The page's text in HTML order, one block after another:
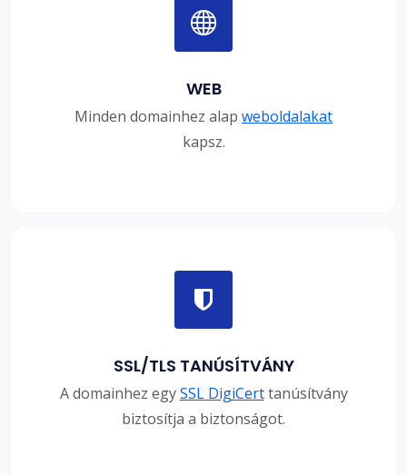
WEB
Minden domainhez alap weboldalakat
kapsz.
SSL/TLS TANÚSÍTVÁNY
A domainhez egySSL DigiCerttanúsítvány
biztosítja a biztonságot.